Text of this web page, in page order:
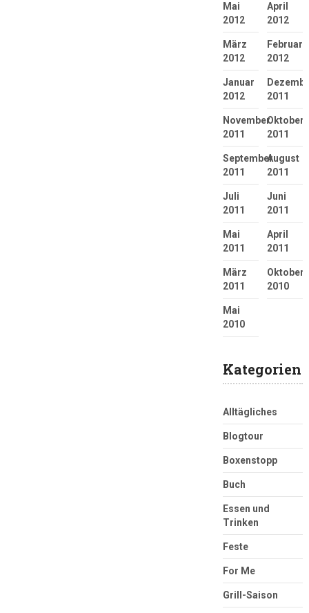
Mai
2012
April
2012
März
2012
Februar
2012
Januar
2012
2011
November
2011
Oktober
2011
September
2011
August
2011
Juli
2011
Juni
2011
Mai
2011
April
2011
März
2011
Oktober
2010
Mai
2010
Kategorien
Alltägliches
Blogtour
Boxenstopp
Buch
Essen und
Trinken
Feste
For Me
Grill-Saison